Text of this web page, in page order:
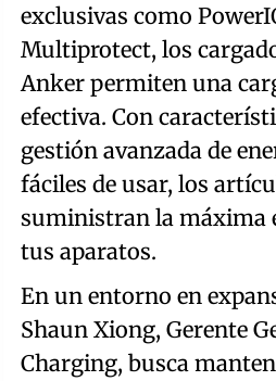
exclusivas como
Multiprotect, los
Anker permiten una
efectiva. Con
gestión avanzada de
fáciles de usar, los
suministran la máxima
tus aparatos.
En un entorno en
Shaun Xiong, Gerente
Charging, busca